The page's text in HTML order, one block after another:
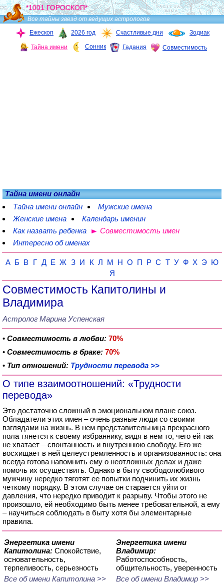
*1001 ГОРОСКОП*
Все тайны звезд от ведущих астрологов
Ежескоп
2026 год Счастливые дни Зодиак
Тайна имени Сонник Гадания Совместимость
Тайна имени онлайн
Тайна имени онлайн
Мужские имена
Женские имена
Календарь именин
Как назвать ребенка
Совместимость имен
Интересно об именах
А Б В Г Д Е Ж З И К Л М Н О П Р С Т У Ф Х Э Ю
Я
Совместимость Капитолины и
Владимира
Астролог Марина Успенская
• Совместимость в любви: 70%
• Совместимость в браке: 70%
• Тип отношений: Трудности перевода >>
О типе взаимоотношений: «Трудности
перевода»
Это достаточно сложный в эмоциональном плане союз.
Обладатели этих имен – очень разные люди со своими
взглядами на жизнь. В нем представительница прекрасного
пола тянется к своему избраннику, видя в нем то, чего ей так
не хватает – спонтанность и внутреннюю свободу. Его же
восхищает в ней целеустремленность и организованность: она
всегда готова напомнить ему о неотложных делах и даже
помочь их осуществить. Однако в быту свободолюбивого
мужчину нередко тяготят ее попытки подчинить их жизнь
четкому порядку. В этом случае он старается уйти от
давления, что нередко приводит к разрыву. Чтобы этого не
произошло, ей необходимо быть менее требовательной, а ему
– научиться соблюдать в быту хотя бы элементарные
правила.
Энергетика имени
Капитолина: Спокойствие,
основательность,
терпеливость, серьезность
Все об имени Капитолина >>
Энергетика имени
Владимир:
Работоспособность,
общительность, уверенность
Все об имени Владимир >>